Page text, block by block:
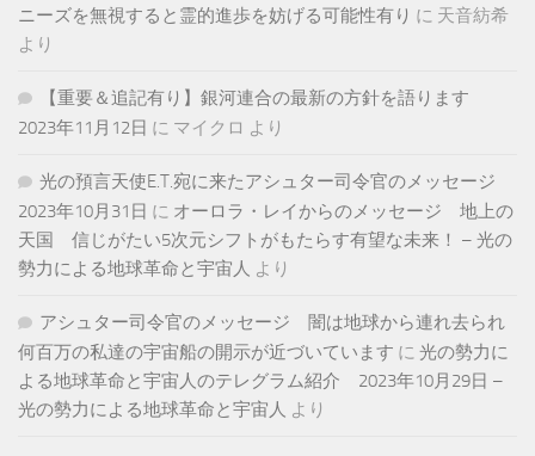
ニーズを無視すると霊的進歩を妨げる可能性有り に 天音紡希
より
【重要＆追記有り】銀河連合の最新の方針を語ります
2023年11月12日 に マイクロ より
光の預言天使E.T.宛に来たアシュター司令官のメッセージ
2023年10月31日 に オーロラ・レイからのメッセージ 地上の
天国 信じがたい5次元シフトがもたらす有望な未来！ – 光の
勢力による地球革命と宇宙人 より
アシュター司令官のメッセージ 闇は地球から連れ去られ
何百万の私達の宇宙船の開示が近づいています に 光の勢力に
よる地球革命と宇宙人のテレグラム紹介 2023年10月29日 –
光の勢力による地球革命と宇宙人 より